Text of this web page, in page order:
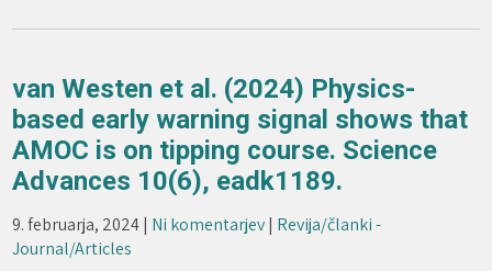
van Westen et al. (2024) Physics-
based early warning signal shows that
AMOC is on tipping course. Science
Advances 10(6), eadk1189.
9. februarja, 2024| Ni komentarjev| Revija/članki -
Journal/Articles